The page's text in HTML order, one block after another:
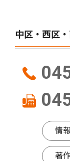
中区・西区
情
著